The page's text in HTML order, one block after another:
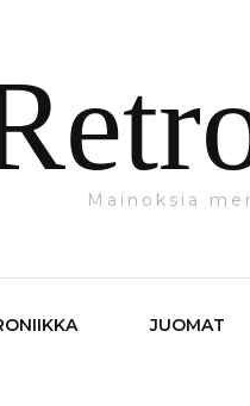
Mainoksia
JUOMAT